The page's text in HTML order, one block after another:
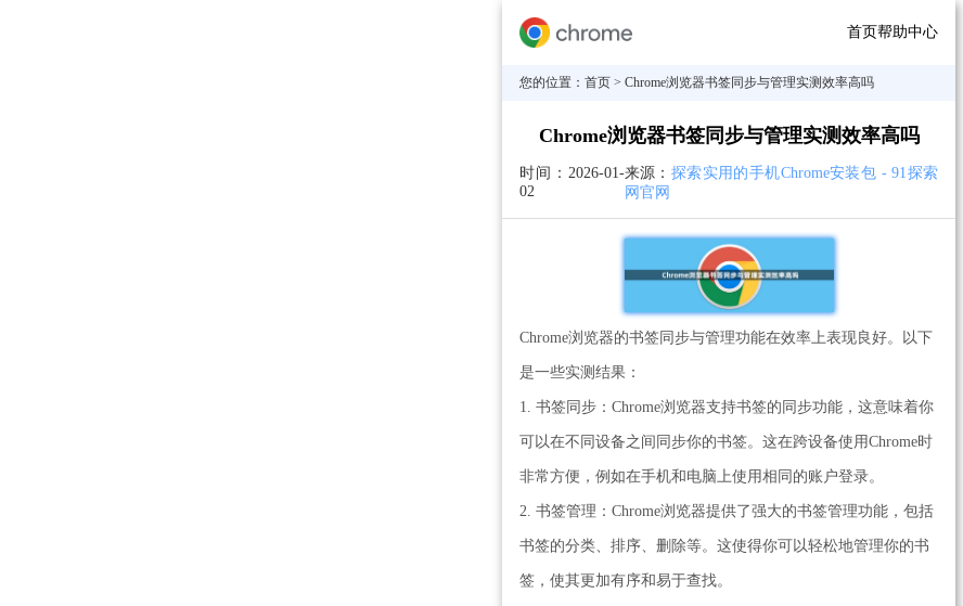
首页帮助中心
您的位置： 首页 > Chrome浏览器书签同步与管理实测效率高吗
Chrome浏览器书签同步与管理实测效率高吗
时间： 2026-01-
02
来源： 探索实用的手机Chrome安装包 - 91探索
网官网
Chrome浏览器的书签同步与管理功能在效率上表现良好。以下
是一些实测结果：
1. 书签同步：Chrome浏览器支持书签的同步功能，这意味着你
可以在不同设备之间同步你的书签。这在跨设备使用Chrome时
非常方便，例如在手机和电脑上使用相同的账户登录。
2. 书签管理：Chrome浏览器提供了强大的书签管理功能，包括
书签的分类、排序、删除等。这使得你可以轻松地管理你的书
签，使其更加有序和易于查找。